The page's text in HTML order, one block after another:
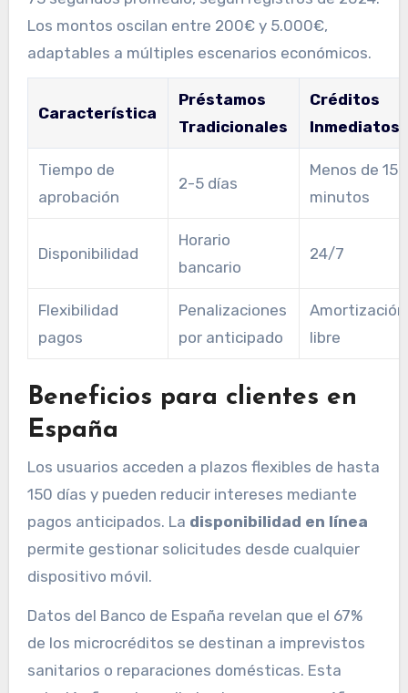
Los montos oscilan entre 200€ y 5.000€,
adaptables a múltiples escenarios económicos.
Característica
Préstamos
Tradicionales
Créditos
Inmediatos
Tiempo de
aprobación
2-5 días
Menos de 15
minutos
Disponibilidad
Horario
bancario
24/7
Flexibilidad
pagos
Penalizaciones
por anticipado
Amortización
libre
Beneficios para clientes en
España
Los usuarios acceden a plazos flexibles de hasta
150 días y pueden reducir intereses mediante
pagos anticipados. La disponibilidad en línea
permite gestionar solicitudes desde cualquier
dispositivo móvil.
Datos del Banco de España revelan que el 67%
de los microcréditos se destinan a imprevistos
sanitarios o reparaciones domésticas. Esta